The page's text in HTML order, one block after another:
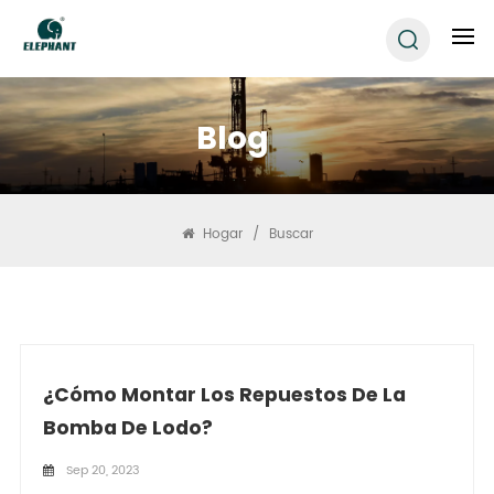
Blog
Hogar / Buscar
¿Cómo Montar Los Repuestos De La
Bomba De Lodo?
Sep 20, 2023